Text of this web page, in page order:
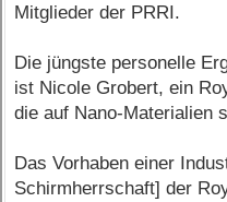
Mitglieder der PRRI.
Die jüngste personelle
ist Nicole Grobert, ein
die auf Nano-Materialien
Das Vorhaben einer
Schirmherrschaft] der